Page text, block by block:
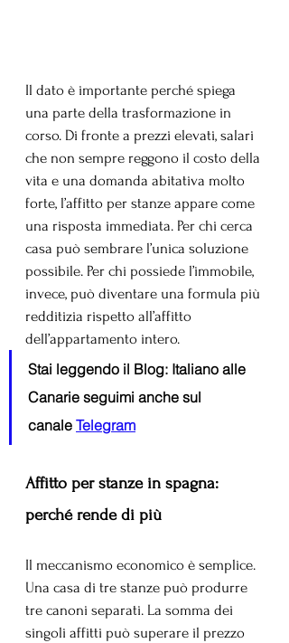
Il dato è importante perché spiega
una parte della trasformazione in
corso. Di fronte a prezzi elevati, salari
che non sempre reggono il costo della
vita e una domanda abitativa molto
forte, l’affitto per stanze appare come
una risposta immediata. Per chi cerca
casa può sembrare l’unica soluzione
possibile. Per chi possiede l’immobile,
invece, può diventare una formula più
redditizia rispetto all’affitto
dell’appartamento intero.
Stai leggendo il Blog: Italiano alle
Canarie seguimi anche sul
canale Telegram
Affitto per stanze in spagna:
perché rende di più
Il meccanismo economico è semplice.
Una casa di tre stanze può produrre
tre canoni separati. La somma dei
singoli affitti può superare il prezzo